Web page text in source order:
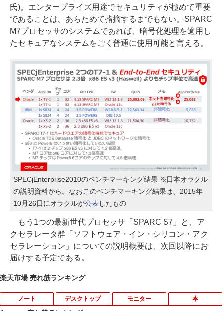
氏)。エンタープライズ用途でセキュリティが極めて重要
であることは、あらためて指摘するまでもない。SPARC
M7プロセッサのシステムであれば、暗号化処理を適用し
たセキュアなシステムをごく普通に使用可能と言える。
SPECjEnterprise2010のベンチマーキング結果 ※日本オラクル
の説明資料から。なおこのベンチマーキング結果は、2015年
10月26日にオラクルが公表 したもの
もう1つの最新世代プロセッサ「SPARC S7」と、ア
クセラレータ群「ソフトウェア・イン・シリコン・アク
セラレーション」についての説明概要は、次回以降にお
届けする予定である。
楽天市場 売れ筋ランキング
ノート デスクトップ モニター 本